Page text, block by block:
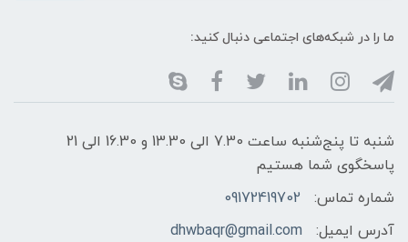
ما را در شبکه‌های اجتماعی دنبال کنید:
شنبه تا پنج‌شنبه ساعت 7.30 الی 13.30 و 16.30 الی 21
پاسخگوی شما هستیم
شماره تماس:
09172419702
آدرس ایمیل:
dhwbaqr@gmail.com